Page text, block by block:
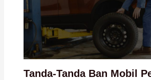
Tanda-Tanda Ban Mobil